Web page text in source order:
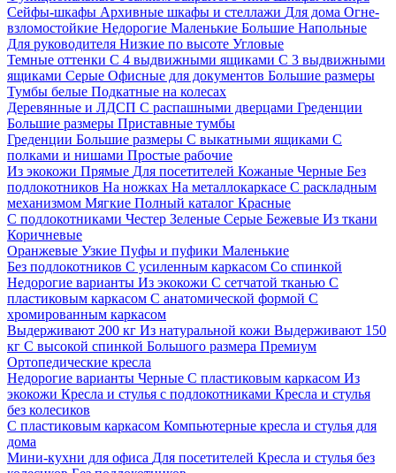
Сейфы-шкафы Архивные шкафы и стеллажи Для дома Огне-
взломостойкие Недорогие Маленькие Большие Напольные
Для руководителя Низкие по высоте Угловые
Темные оттенки С 4 выдвижными ящиками С 3 выдвижными
ящиками Серые Офисные для документов Большие размеры
Тумбы белые Подкатные на колесах
Деревянные и ЛДСП С распашными дверцами Греденции
Большие размеры Приставные тумбы
Греденции Большие размеры С выкатными ящиками С
полками и нишами Простые рабочие
Из экокожи Прямые Для посетителей Кожаные Черные Без
подлокотников На ножках На металлокаркасе С раскладным
механизмом Мягкие Полный каталог Красные
С подлокотниками Честер Зеленые Серые Бежевые Из ткани
Коричневые
Оранжевые Узкие Пуфы и пуфики Маленькие
Без подлокотников С усиленным каркасом Со спинкой
Недорогие варианты Из экокожи С сетчатой тканью С
пластиковым каркасом С анатомической формой С
хромированным каркасом
Выдерживают 200 кг Из натуральной кожи Выдерживают 150
кг С высокой спинкой Большого размера Премиум
Ортопедические кресла
Недорогие варианты Черные С пластиковым каркасом Из
экокожи Кресла и стулья с подлокотниками Кресла и стулья
без колесиков
С пластиковым каркасом Компьютерные кресла и стулья для
дома
Мини-кухни для офиса Для посетителей Кресла и стулья без